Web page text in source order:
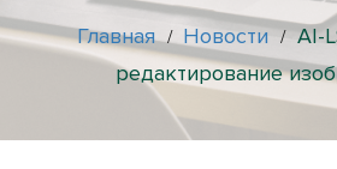
Главная / Новости / AI-
редактирование